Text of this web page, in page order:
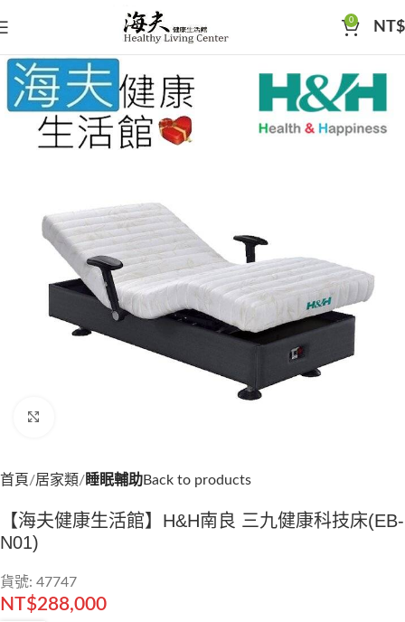
0 NT$
首頁 居家類 睡眠輔助Back to products
【海夫健康生活館】H&H南良 三九健康科技床(EB-
N01)
貨號: 47747
NT$288,000